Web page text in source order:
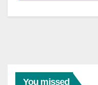
You missed